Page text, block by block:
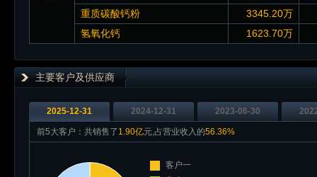
重质碳酸钙粉
3345.20万
氢氧化钙
1623.70万
主要客户及供应商
2025-12-31 2024-12-31 2023-06-30
前5大客户：共销售了 1.90亿元,占营业收入的56.36%
客户一